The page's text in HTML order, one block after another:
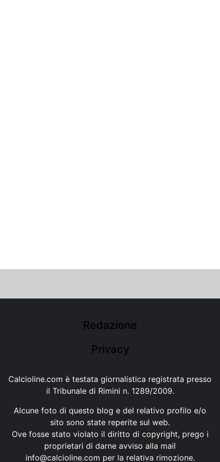
Redazione
Privacy
Calcioline.com è testata giornalistica registrata presso
il Tribunale di Rimini n. 1289/2009.
Alcune foto di questo blog e del relativo profilo e/o
sito sono state reperite sul web.
Ove fosse stato violato il diritto di copyright, prego i
proprietari di darne avviso alla mail
info@calcioline.com per la relativa rimozione.